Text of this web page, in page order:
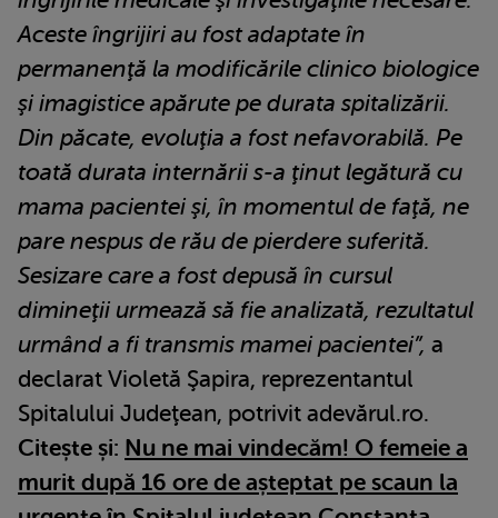
Aceste îngrijiri au fost adaptate în
permanenţă la modificările clinico biologice
şi imagistice apărute pe durata spitalizării.
Din păcate, evoluţia a fost nefavorabilă. Pe
toată durata internării s-a ţinut legătură cu
mama pacientei şi, în momentul de faţă, ne
pare nespus de rău de pierdere suferită.
Sesizare care a fost depusă în cursul
dimineţii urmează să fie analizată, rezultatul
urmând a fi transmis mamei pacientei”, a
declarat Violetă Şapira, reprezentantul
Spitalului Judeţean, potrivit adevărul.ro.
Citește și: Nu ne mai vindecăm! O femeie a
murit după 16 ore de așteptat pe scaun la